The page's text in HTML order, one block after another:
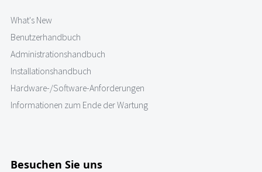
What's New
Benutzerhandbuch
Administrationshandbuch
Installationshandbuch
Hardware-/Software-Anforderungen
Informationen zum Ende der Wartung
Besuchen Sie uns